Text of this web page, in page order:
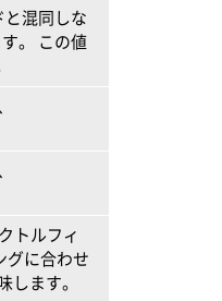
と混同しな
。 この値
トルフィ
グに合わせ
します。